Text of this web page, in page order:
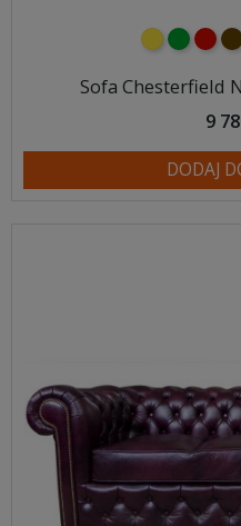
żółtyzielony
Sofa Chesterfield
9
DODAJ